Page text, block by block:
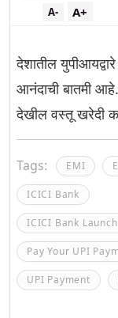
A+
A-
देशातील
आनंदाची बातमी
देखील वस्तू खरेदी
Tags: EMI
ICICI Bank
ICICI Bank
Pay Your UPI
UPI Payment